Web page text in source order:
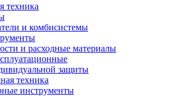
техника
и комбисистемы
и расходные материалы
защиты
техника
инструменты